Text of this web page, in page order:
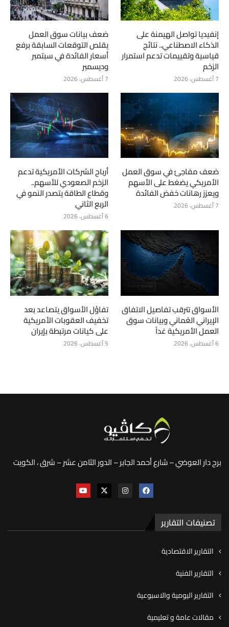
إنفيديا تواصل الهيمنة على
الذكاء الاصطناعي.. نتائج
قياسية وتقييمات تدعم استمرار
الزخم
7 أغسطس، 2026
ضعف بيانات سوق العمل
يقلص التوقعات السابقة برفع
أسعار الفائدة في سبتمبر
وديسمبر
7 أغسطس، 2026
ضعف مفاجئ في سوق العمل
الأمريكي يضغط على الأسهم
ويعزز رهانات خفض الفائدة
7 أغسطس، 2026
أرباح الشركات الأمريكية تدعم
الزخم الصعودي للأسهم..
وقطاع الطاقة يتصدر النمو في
الربع الثاني
6 أغسطس، 2026
الأسواق تترقب تفاصيل الاتفاق
الإيراني العُماني وبيانات سوق
العمل الأمريكية غداً
6 أغسطس، 2026
تفاؤل الأسواق يتصاعد بعد
تخفيف العقوبات الأمريكية
على كيانات مرتبطة بإيران
5 أغسطس، 2026
برج دار العوضي – شارع أحمد الجابر – الدور الثامن عشر – شرق ، الكويت
تصنيفات التقارير
التقارير الاقتصادية
التقارير الفنية
التقارير اليومية والاسبوعية
مقالات عامة و تعليمية